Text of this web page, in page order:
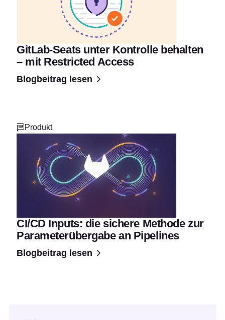
GitLab-Seats unter Kontrolle behalten
– mit Restricted Access
Blogbeitrag lesen
Produkt
CI/CD Inputs: die sichere Methode zur
Parameterübergabe an Pipelines
Blogbeitrag lesen